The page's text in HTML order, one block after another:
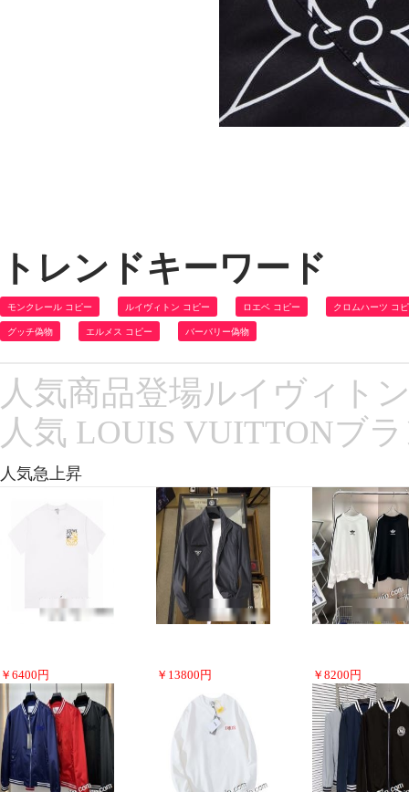
トレンドキーワード
モンクレール コピー ルイヴィトン コピー ロエベ コピー クロムハーツ コ
グッチ偽物 エルメス コピー バーバリー偽物
人気商品登場ルイヴィト
人気 LOUIS VUITTONブ
人気急上昇
￥ 6400 円 ￥ 13800 円 ￥ 8200 円